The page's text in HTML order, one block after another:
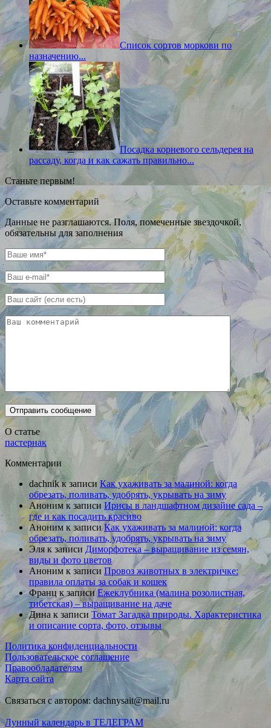
Список сортов моркови по
назначению...
Посадка корневого сельдерея на
рассаду, когда и как сажать правильно...
Станьте первым!
Оставьте комментарий
Данные не разглашаются. Поля, помеченные звездочкой,
обязательны для заполнения
О статье
пастернак
Комментарии
dachnikк записи Как ухаживать за малиной: когда
обрезать, поливать, удобрять, укрывать на зиму
Аноним к записи Ирисы в ландшафтном дизайне сада –
где и как посадить красиво
Аноним к записиКак ухаживать за малиной: когда
обрезать, поливать, удобрять, укрывать на зиму
Эля к записи Диморфотека – выращивание из семян,
виды и фото цветов
Аноним к записи Провоз животных в электричке:
правила оплаты за собак и кошек
Франц к записиЕжеклубника (малина розолистная,
тибетская) – выращивание на даче
Дина к записи Томат Загадка природы. Характеристика
и описание сорта, фото, отзывы
Политика конфиденциальности
Пользовательское соглашение
Правообладателям
Карта сайта
Связаться с автором: dachnysait@mail.ru
Лунный календарь в ТЕЛЕГРАМ